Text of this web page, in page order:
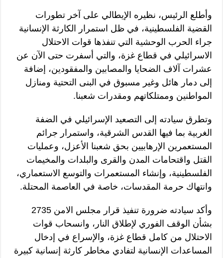
وأطلع الرئيس، نظيره الإيطالي على آخر تطورات
القضية الفلسطينية، في ظل استمرار الكارثة الإنسانية
جراء الحرب الوحشية التي تنفذها قوات الاحتلال
الاسرائيلي في قطاع غزة، والتي أسفرت حتى الآن عن
عشرات آلاف الضحايا والمصابين والمفقودين، إضافة
إلى دمار هائل وغير مسبوق في البنى التحتية ومنازل
المواطنين وممتلكاتهم ومقدرات شعبنا.
وتطرق سيادته إلى التصعيد الإسرائيلي في الضفة
الغربية بما فيها القدس الشرقية، واستمرار جرائم
المستعمرين الإرهابيين بحق شعبنا الأعزل، وعمليات
القتل واقتحامات المدن والقرى والبلدات والمخيمات
الفلسطينية، وإنشاء المستعمرات والتوسع الاستعماري،
وانتهاك حرمة المقدسات، خاصة في العاصمة المحتلة.
وأكد سيادته ضرورة تنفيذ قرار مجلس الامن 2735
بشأن الوقف الفوري لإطلاق النار، وانسحاب قوات
الاحتلال من كامل قطاع غزة، والإسراع في إدخال
المساعدات الإنسانية لتفادي مخاطر كارثة إنسانية كبيرة